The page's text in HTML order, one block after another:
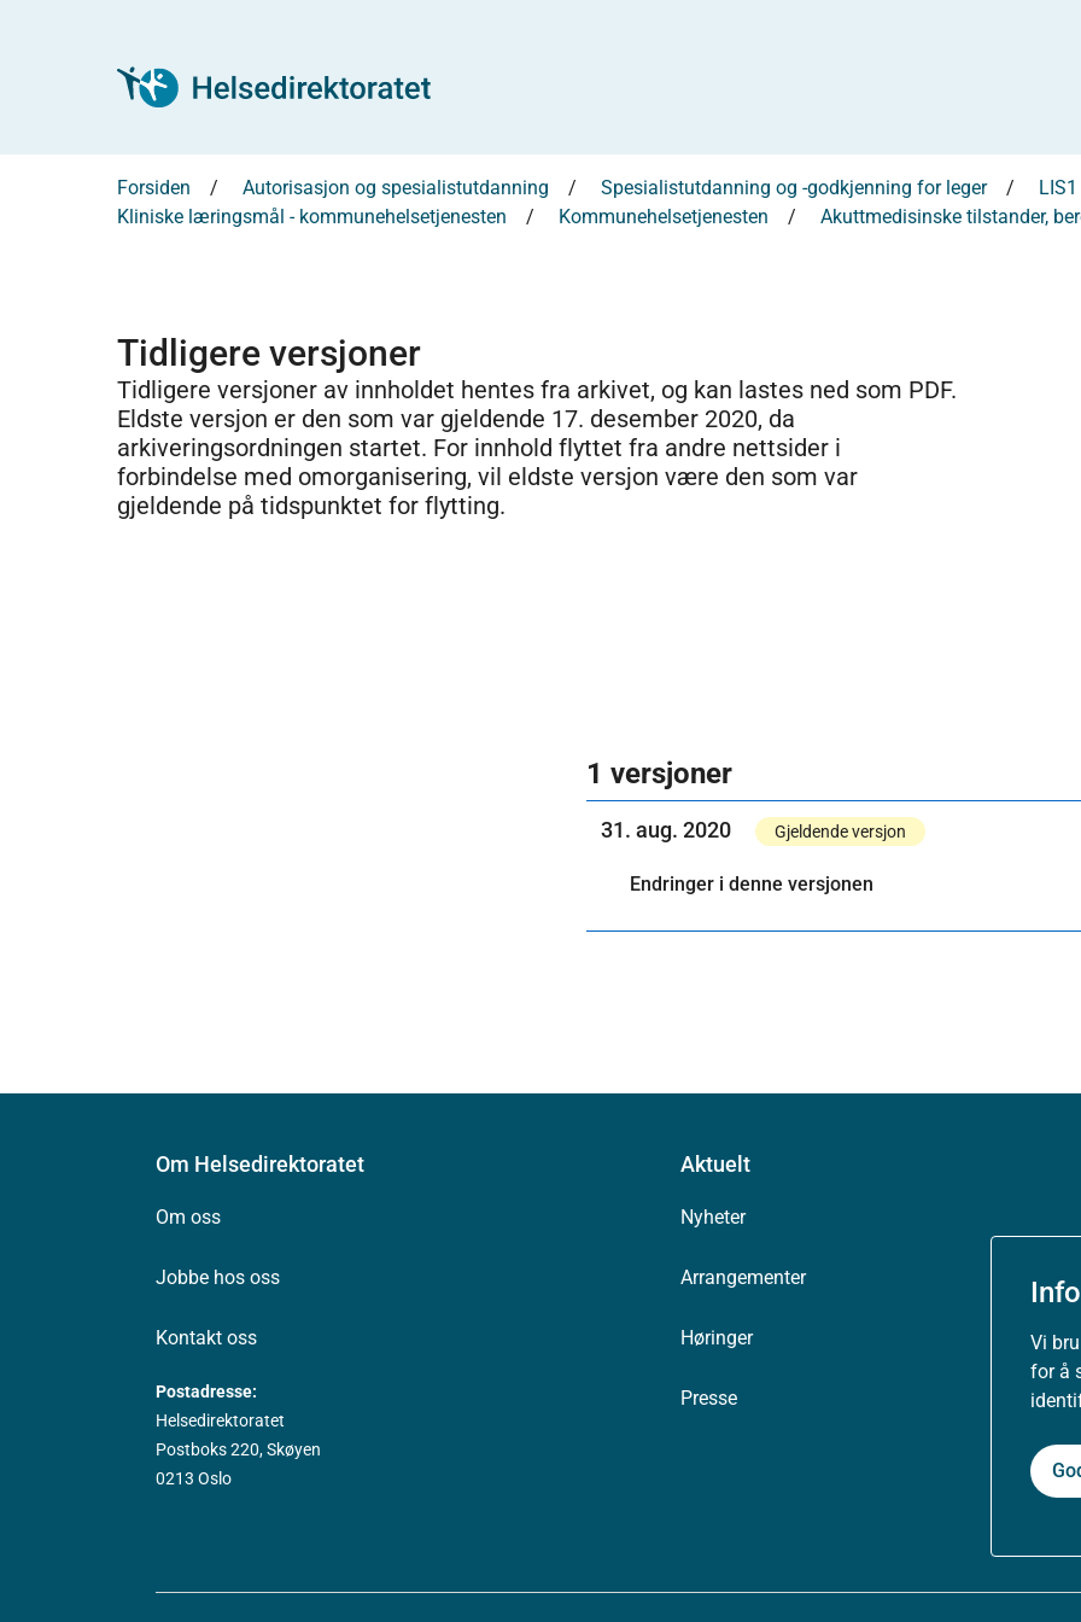
Vi
for å
Forsiden Autorisasjon og spesialistutdanning Spesialistutdanning og -godkjenning for leger
Kliniske læringsmål - kommunehelsetjenesten
Kommunehelsetjenesten Akuttmedisinske tilstander,
Tidligere versjoner
Tidligere versjoner av innholdet hentes fra arkivet, og kan lastes ned som PDF.
Eldste versjon er den som var gjeldende 17. desember 2020, da
arkiveringsordningen startet. For innhold flyttet fra andre nettsider i
forbindelse med omorganisering, vil eldste versjon være den som var
gjeldende på tidspunktet for flytting.
1 versjoner
31. aug. 2020 Gjeldende versjon
Endringer i denne versjonen
Om Helsedirektoratet
Om oss
Jobbe hos oss
Kontakt oss
Postadresse:
Helsedirektoratet
Postboks 220, Skøyen
0213 Oslo
Aktuelt
Nyheter
Arrangementer
Høringer
Presse